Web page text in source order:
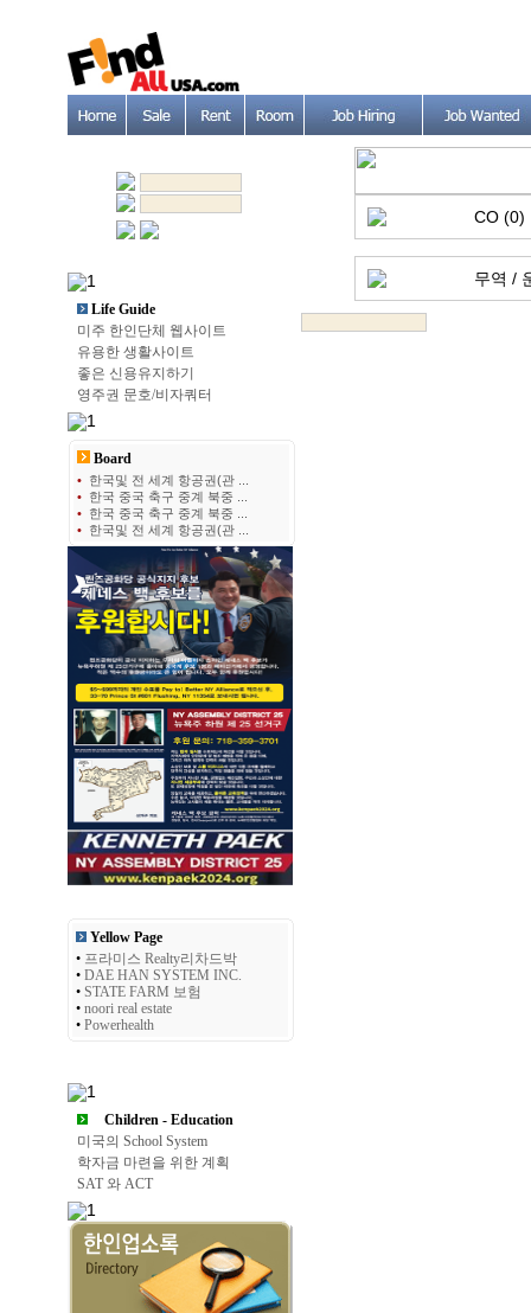
Life Guide
미주 한인단체 웹사이트
유용한 생활사이트
좋은 신용유지하기
영주권 문호/비자쿼터
Board
• 한국및 전 세계 항공권(관 ...
• 한국 중국 축구 중계 북중 ...
• 한국 중국 축구 중계 북중 ...
• 한국및 전 세계 항공권(관 ...
Yellow Page
• 프라미스 Realty리차드박
• DAE HAN SYSTEM INC.
• STATE FARM 보험
• noori real estate
• Powerhealth
Children - Education
미국의 School System
학자금 마련을 위한 계획
SAT 와 ACT
CO (0)
무역 /